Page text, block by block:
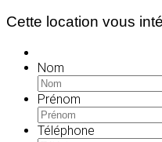
Cette location vous
Nom
Prénom
Téléphone